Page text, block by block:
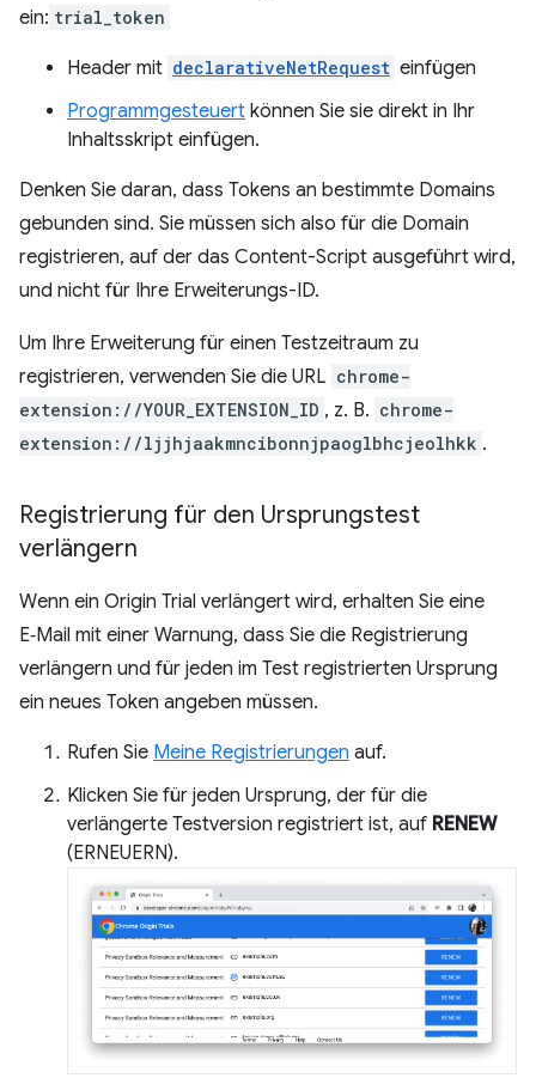
ein: trial_token
Header mit declarativeNetRequest einfügen
Programmgesteuert können Sie sie direkt in Ihr
Inhaltsskript einfügen.
Denken Sie daran, dass Tokens an bestimmte Domains
gebunden sind. Sie müssen sich also für die Domain
registrieren, auf der das Content-Script ausgeführt wird,
und nicht für Ihre Erweiterungs-ID.
Um Ihre Erweiterung für einen Testzeitraum zu
registrieren, verwenden Sie die URL chrome-
extension://YOUR_EXTENSION_ID , z. B. chrome-
extension://ljjhjaakmncibonnjpaoglbhcjeolhkk .
Registrierung für den Ursprungstest
verlängern
Wenn ein Origin Trial verlängert wird, erhalten Sie eine
E‑Mail mit einer Warnung, dass Sie die Registrierung
verlängern und für jeden im Test registrierten Ursprung
ein neues Token angeben müssen.
Rufen Sie Meine Registrierungen auf.
Klicken Sie für jeden Ursprung, der für die
verlängerte Testversion registriert ist, auf RENEW
(ERNEUERN).